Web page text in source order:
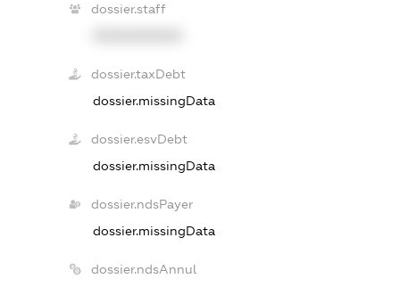
dossier.staff
dossier.taxDebt
dossier.missingData
dossier.esvDebt
dossier.missingData
dossier.ndsPayer
dossier.missingData
dossier.ndsAnnul